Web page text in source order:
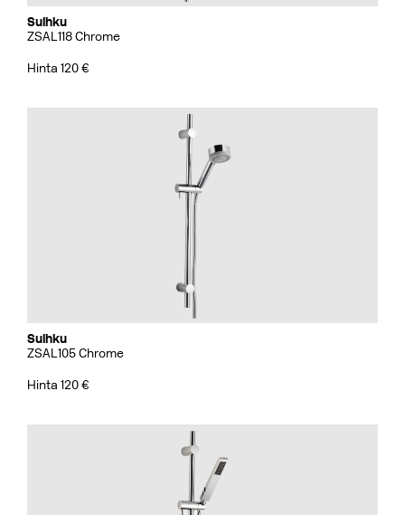
Suihku
ZSAL118 Chrome
Hinta 120 €
Suihku
ZSAL105 Chrome
Hinta 120 €